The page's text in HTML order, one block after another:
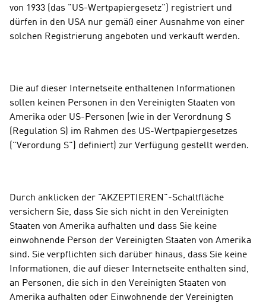
von 1933 (das "US-Wertpapiergesetz") registriert und
dürfen in den USA nur gemäß einer Ausnahme von einer
solchen Registrierung angeboten und verkauft werden.
Die auf dieser Internetseite enthaltenen Informationen
sollen keinen Personen in den Vereinigten Staaten von
Amerika oder US-Personen (wie in der Verordnung S
(Regulation S) im Rahmen des US-Wertpapiergesetzes
("Verordung S") definiert) zur Verfügung gestellt werden.
Durch anklicken der "AKZEPTIEREN"-Schaltfläche
versichern Sie, dass Sie sich nicht in den Vereinigten
Staaten von Amerika aufhalten und dass Sie keine
einwohnende Person der Vereinigten Staaten von Amerika
sind. Sie verpflichten sich darüber hinaus, dass Sie keine
Informationen, die auf dieser Internetseite enthalten sind,
an Personen, die sich in den Vereinigten Staaten von
Amerika aufhalten oder Einwohnende der Vereinigten